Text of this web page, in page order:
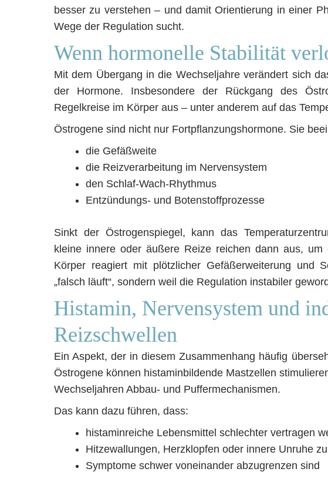
besser zu verstehen – und damit Orientierung in einer
Wege der Regulation sucht.
Wenn hormonelle Stabilität
Mit dem Übergang in die Wechseljahre verändert sich
der Hormone. Insbesondere der Rückgang des
Regelkreise im Körper aus – unter anderem auf das
Östrogene sind nicht nur Fortpflanzungshormone. Sie
die Gefäßweite
die Reizverarbeitung im Nervensystem
den Schlaf-Wach-Rhythmus
Entzündungs- und Botenstoffprozesse
Sinkt der Östrogenspiegel, kann das
kleine innere oder äußere Reize reichen dann aus, um
Körper reagiert mit plötzlicher Gefäßerweiterung und
„falsch läuft“, sondern weil die Regulation instabiler
Histamin, Nervensystem und
Reizschwellen
Ein Aspekt, der in diesem Zusammenhang häufig
Östrogene können histaminbildende Mastzellen
Wechseljahren Abbau- und Puffermechanismen.
Das kann dazu führen, dass:
histaminreiche Lebensmittel schlechter vertragen
Hitzewallungen, Herzklopfen oder innere Unruhe
Symptome schwer voneinander abzugrenzen sind